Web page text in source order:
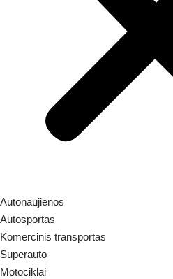
Autonaujienos
Autosportas
Komercinis transportas
Superauto
Motociklai